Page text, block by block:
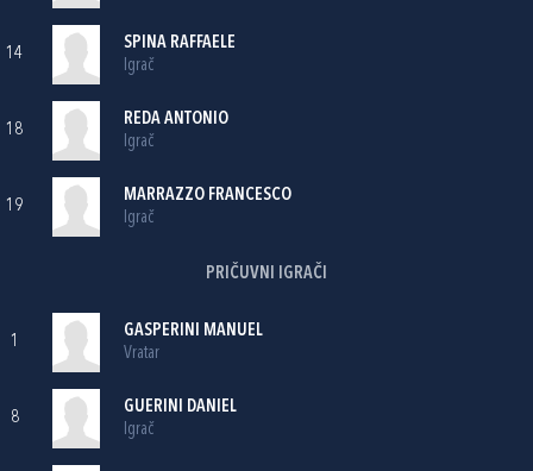
14
SPINA RAFFAELE
Igrač
18
REDA ANTONIO
Igrač
19
MARRAZZO FRANCESCO
Igrač
PRIČUVNI IGRAČI
1
GASPERINI MANUEL
Vratar
8
GUERINI DANIEL
Igrač